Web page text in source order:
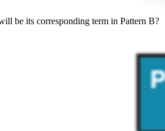
be its corresponding term in Pattern B?